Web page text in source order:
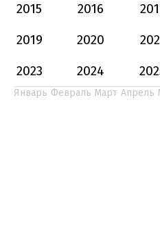
2015
2016
2019
2020
2023
2024
Январь Февраль Март Апрель